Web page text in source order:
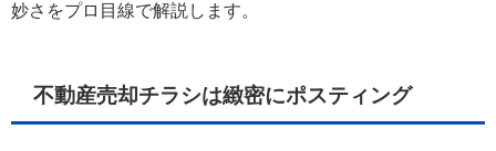
妙さをプロ目線で解説します。
不動産売却チラシは緻密にポスティング